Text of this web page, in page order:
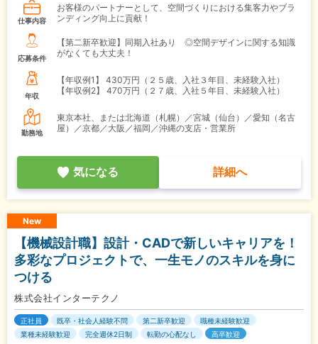
仕事内容
お客様のパートナーとして、空間づくりにおける集客力やブラ
ンディング向上に貢献！
応募条件
【第二新卒歓迎】同期入社あり ◎空間デザインに関する知識
がなくても大丈夫！
年収
【年収例1】
430万円（２５歳、入社３年目、未経験入社）
【年収例2】
470万円（２７歳、入社５年目、未経験入社）
勤務地
東京本社、または北海道（札幌）／宮城（仙台）／愛知（名古
屋）／京都／大阪／福岡／沖縄の支店・営業所
気になる 詳細へ
New
【機械設計職】設計・CADで新しいキャリアを！
多彩なプロジェクトで、一生モノのスキルを身に
つける
株式会社インターテクノ
正社員 既卒・社会人経験不問 第二新卒歓迎
職種未経験歓迎
業種未経験歓迎
完全週休2日制 転勤の心配なし 高卒歓迎